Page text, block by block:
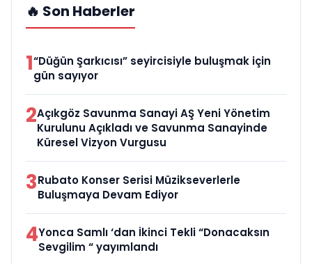
🔥 Son Haberler
1“Düğün Şarkıcısı” seyircisiyle buluşmak için
gün sayıyor
2Açıkgöz Savunma Sanayi AŞ Yeni Yönetim
Kurulunu Açıkladı ve Savunma Sanayinde
Küresel Vizyon Vurgusu
3Rubato Konser Serisi Müzikseverlerle
Buluşmaya Devam Ediyor
4Yonca Samlı ‘dan İkinci Tekli “Donacaksın
Sevgilim “ yayımlandı